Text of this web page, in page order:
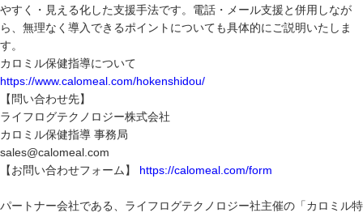
やすく・見える化した支援手法です。電話・メール支援と併用しなが
ら、無理なく導入できるポイントについても具体的にご説明いたしま
す。
カロミル保健指導について
https://www.calomeal.com/hokenshidou/
【問い合わせ先】
ライフログテクノロジー株式会社
カロミル保健指導 事務局
sales@calomeal.com
【お問い合わせフォーム】
https://calomeal.com/form
パートナー会社である、ライフログテクノロジー社主催の「カロミル特